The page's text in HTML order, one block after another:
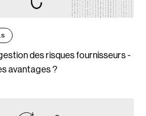
des risques fournisseurs -
avantages ?